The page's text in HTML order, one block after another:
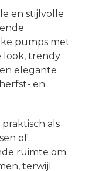
en stijlvolle
pumps met
look, trendy
elegante
en
praktisch als
of
ruimte om
terwijl